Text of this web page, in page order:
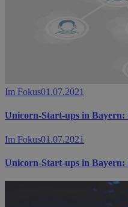
Im Fokus01.07.2021
Unicorn-Start-ups in
Im Fokus01.07.2021
Unicorn-Start-ups in